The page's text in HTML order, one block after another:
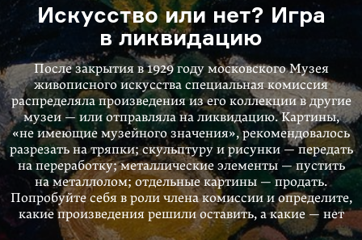
Искусство или нет? Игра
в ликвидацию
После закрытия в 1929 году московского Музея
живописного искусства специальная комис­сия
распределяла произведения из его коллекции в другие
музеи — или отправ­ляла на ликвидацию. Картины,
«не имеющие музейного значения», рекомен­довалось
разрезать на тряпки; скульптуру и рисунки — передать
на перера­ботку; металлические элементы — пустить
на металлолом; отдельные карти­ны — продать.
Попробуйте себя в роли члена комиссии и определите,
какие произведения решили оставить, а какие — нет